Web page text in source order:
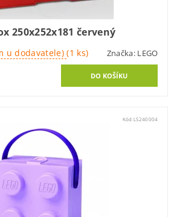
250x252x181 červený
u dodavatele)(1 ks) Značka: LEGO
Kód:LS240004